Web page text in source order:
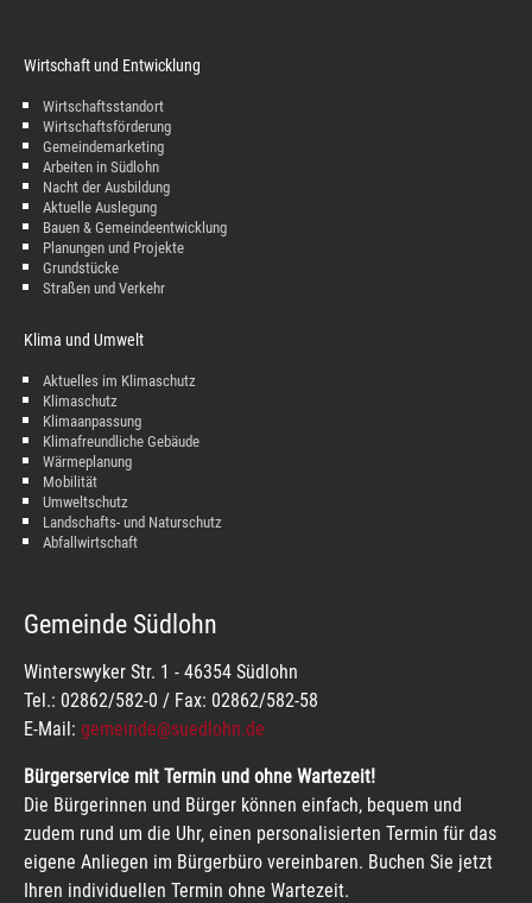
Wirtschaft und Entwicklung
Wirtschaftsstandort
Wirtschaftsförderung
Gemeindemarketing
Arbeiten in Südlohn
Nacht der Ausbildung
Aktuelle Auslegung
Bauen & Gemeindeentwicklung
Planungen und Projekte
Grundstücke
Straßen und Verkehr
Klima und Umwelt
Aktuelles im Klimaschutz
Klimaschutz
Klimaanpassung
Klimafreundliche Gebäude
Wärmeplanung
Mobilität
Umweltschutz
Landschafts- und Naturschutz
Abfallwirtschaft
Gemeinde Südlohn
Winterswyker Str. 1 - 46354 Südlohn
Tel.: 02862/582-0 / Fax: 02862/582-58
E-Mail: gemeinde@suedlohn.de
Bürgerservice mit Termin und ohne Wartezeit!
Die Bürgerinnen und Bürger können einfach, bequem und
zudem rund um die Uhr, einen personalisierten Termin für das
eigene Anliegen im Bürgerbüro vereinbaren. Buchen Sie jetzt
Ihren individuellen Termin ohne Wartezeit.